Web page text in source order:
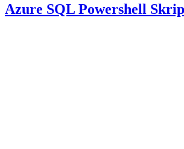
Azure SQL Powershell